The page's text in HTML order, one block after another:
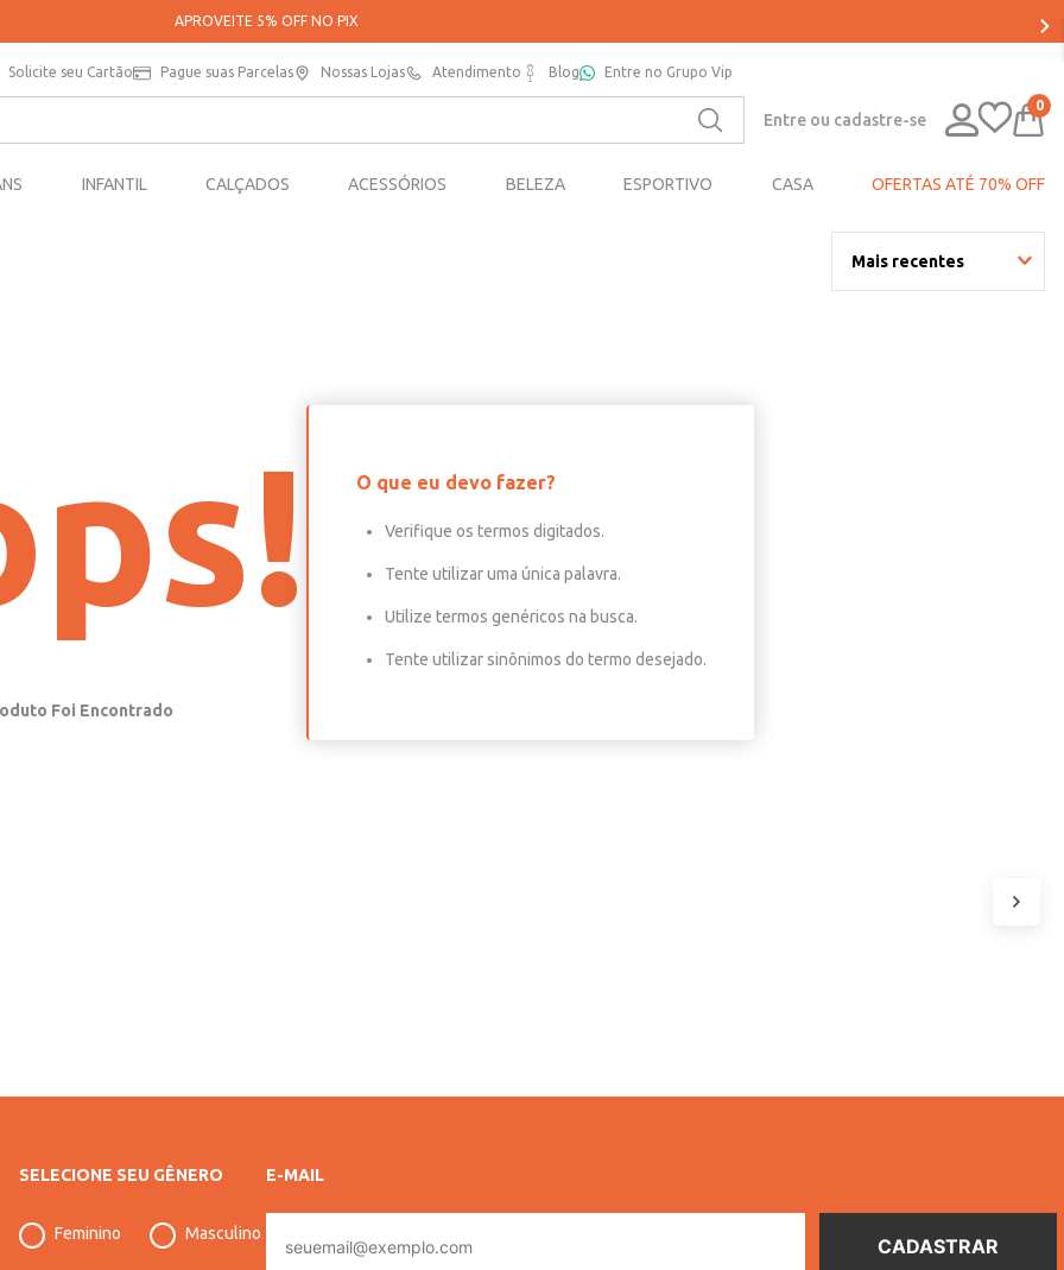
APROVEITE 5% OFF NO PIX
Solicite seu Cartão Pague suas Parcelas Nossas Lojas Atendimento Blog Entre no Grupo Vip
Entre ou cadastre-se
0
INFANTIL CALÇADOS ACESSÓRIOS BELEZA ESPORTIVO CASA OFERTAS ATÉ 70% OFF
Mais recentes
O que eu devo fazer?
Verifique os termos digitados.
Tente utilizar uma única palavra.
Utilize termos genéricos na busca.
Tente utilizar sinônimos do termo desejado.
SELECIONE SEU GÊNERO
Feminino Masculino
E-MAIL
mail